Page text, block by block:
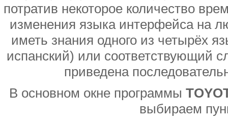
потратив некоторое количество
изменения языка интерфейса на
иметь знания одного из четырёх
испанский) или соответствующий
приведена
В основном окне программы
выбираем